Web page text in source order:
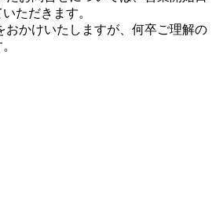
ただきます。
おかけいたしますが、何卒ご理解の